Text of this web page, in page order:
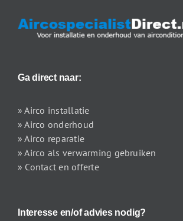
Ga direct naar:
» Airco installatie
» Airco onderhoud
» Airco reparatie
» Airco als verwarming gebruiken
» Contact en offerte
Interesse en/of advies nodig?